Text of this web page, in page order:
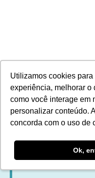
Utilizamos cookies
experiência, melhorar o
como você interage em
personalizar conteúdo.
concorda com o uso de
Ok,
Utilizamos cookies
experiência, melhorar o
como você interage em
personalizar conteúdo.
concorda com o uso de
Ok,